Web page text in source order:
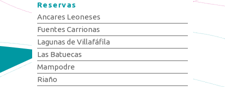
Reservas
Ancares Leoneses
Fuentes Carrionas
Lagunas de Villafáfila
Las Batuecas
Mampodre
Riaño